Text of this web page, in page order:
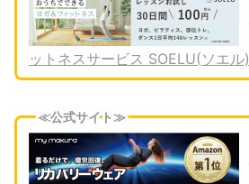
ットネスサービス SOELU(ソエル)
≪公式サイト≫